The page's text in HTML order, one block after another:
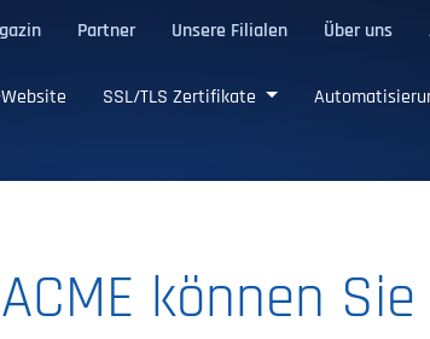
Partner Unsere Filialen Über uns
SSL/TLS Zertifikate
können